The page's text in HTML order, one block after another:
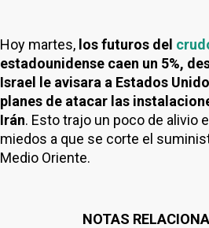
Hoy martes, los futuros del
estadounidense caen un 5%,
Israel le avisara a Estados
planes de atacar las
Irán. Esto trajo un poco de alivio
miedos a que se corte el
Medio Oriente.
NOTAS